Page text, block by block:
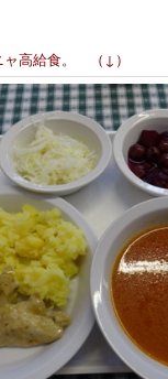
ャ高給食。 （↓）